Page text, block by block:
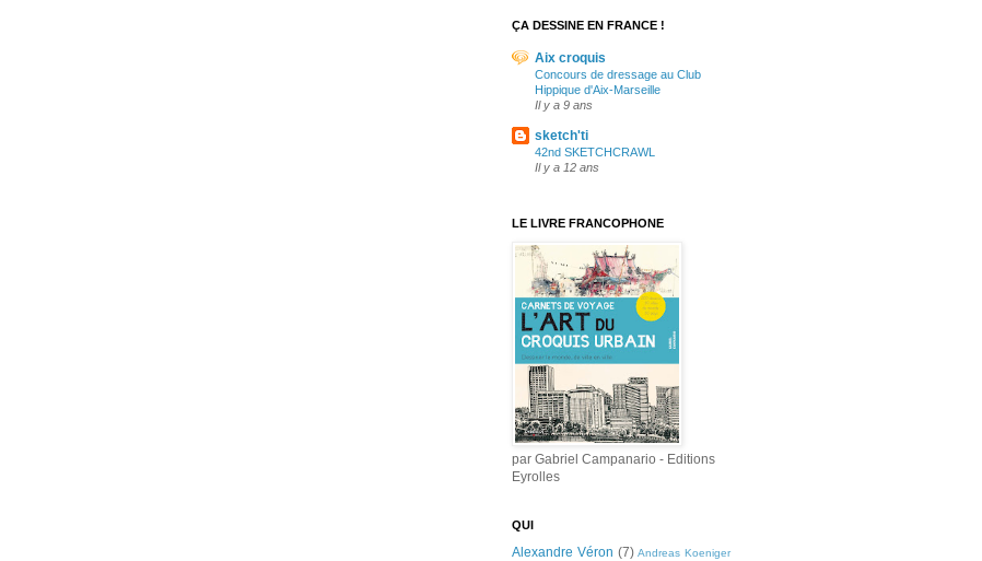
ÇA DESSINE EN FRANCE !
Aix croquis
Concours de dressage au Club
Hippique d'Aix-Marseille
Il y a 9 ans
sketch'ti
42nd SKETCHCRAWL
Il y a 12 ans
LE LIVRE FRANCOPHONE
par Gabriel Campanario - Editions
Eyrolles
QUI
Alexandre Véron (7) Andreas Koeniger